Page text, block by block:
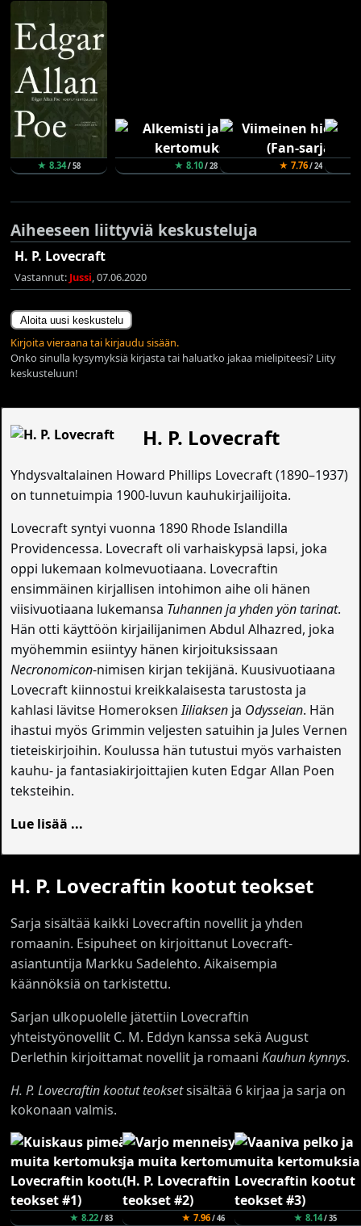
★ 8.34/ 58 ★ 8.10/ 28 ★ 7.76/ 24
Aiheeseen liittyviä keskusteluja
H. P. Lovecraft
Vastannut: Jussi, 07.06.2020
Aloita uusi keskustelu
Kirjoita vieraana tai kirjaudu sisään.
Onko sinulla kysymyksiä kirjasta tai haluatko jakaa mielipiteesi? Liity
keskusteluun!
H. P. Lovecraft
Yhdysvaltalainen Howard Phillips Lovecraft (1890–1937)
on tunnetuimpia 1900-luvun kauhukirjailijoita.
Lovecraft syntyi vuonna 1890 Rhode Islandilla
Providencessa. Lovecraft oli varhaiskypsä lapsi, joka
oppi lukemaan kolmevuotiaana. Lovecraftin
ensimmäinen kirjallisen intohimon aihe oli hänen
viisivuotiaana lukemansa Tuhannen ja yhden yön tarinat.
Hän otti käyttöön kirjailijanimen Abdul Alhazred, joka
myöhemmin esiintyy hänen kirjoituksissaan
Necronomicon-nimisen kirjan tekijänä. Kuusivuotiaana
Lovecraft kiinnostui kreikkalaisesta tarustosta ja
kahlasi lävitse HomeroksenIiliaksen ja Odysseian. Hän
ihastui myös Grimmin veljesten satuihin ja Jules Vernen
tieteiskirjoihin. Koulussa hän tutustui myös varhaisten
kauhu- ja fantasiakirjoittajien kuten Edgar Allan Poen
teksteihin.
Lue lisää ...
H. P. Lovecraftin kootut teokset
Sarja sisältää kaikki Lovecraftin novellit ja yhden
romaanin. Esipuheet on kirjoittanut Lovecraft-
asiantuntija Markku Sadelehto. Aikaisempia
käännöksiä on tarkistettu.
Sarjan ulkopuolelle jätettiin Lovecraftin
yhteistyönovellit C. M. Eddyn kanssa sekä August
Derlethin kirjoittamat novellit ja romaaniKauhun kynnys.
H. P. Lovecraftin kootut teoksetsisältää 6 kirjaa ja sarja on
kokonaan valmis.
★ 8.22/ 83 ★ 7.96/ 46 ★ 8.14/ 35